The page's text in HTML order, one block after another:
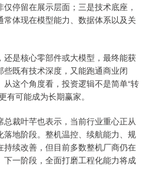
停留在展示层面；三是技术底座，
体现在模型能力、数据体系以及关
是核心零部件或大模型，最终能获
既有技术深度，又能跑通商业闭
这个角度看，投资逻辑不是简单“转
有可能成为长期赢家。
裁叶芊也表示，当前行业重心正从
地阶段。整机温控、续航能力、规
续改善，但目前多数整机厂商仍在
一阶段，全面打磨工程化能力将成